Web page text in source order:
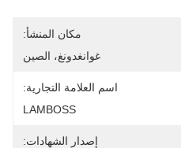
مكان المنشأ:
غوانغدونغ، الصين
اسم العلامة التجارية:
LAMBOSS
إصدار الشهادات: